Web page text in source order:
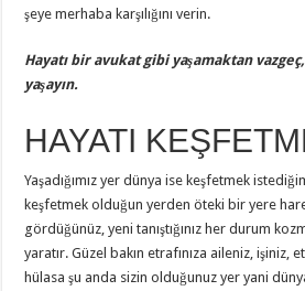
şeye merhaba karşılığını verin.
Hayatı bir avukat gibi yaşamaktan
yaşayın.
HAYATI
Yaşadığımız yer dünya ise keşfetmek
keşfetmek olduğun yerden öteki bir yere
gördüğünüz, yeni tanıştığınız her durum
yaratır. Güzel bakın etrafınıza aileniz, işiniz,
hülasa şu anda sizin olduğunuz yer yani